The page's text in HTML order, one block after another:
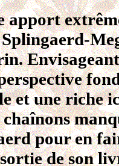
apport
et une riche
pour en
de son